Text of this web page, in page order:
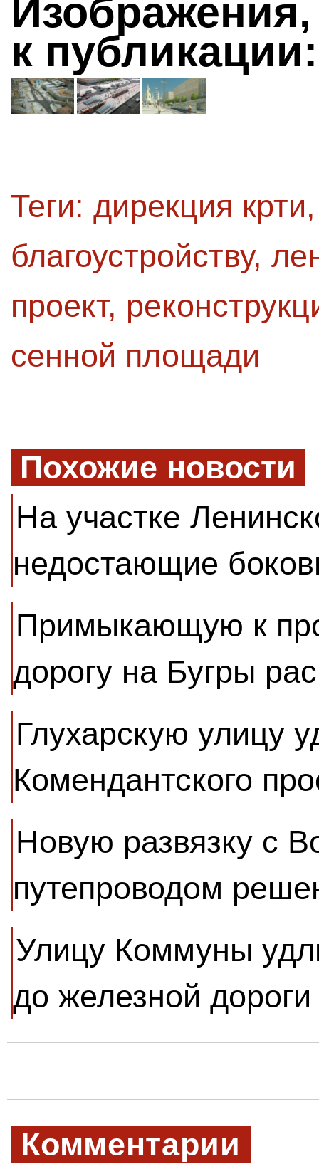
к публикации:
Теги: дирекция крти
благоустройству,
проект,
сенной площади
Похожие новости
На участке
недостающие
Примыкающую к
дорогу на Бугры
Глухарскую улицу
Комендантского
Новую развязку с
путепроводом
Улицу Коммуны
до железной
Комментарии